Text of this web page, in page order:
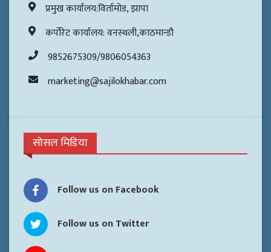
प्रमुख कार्यालय:विर्तामोड, झापा
कर्पोरेट कार्यालय: वनस्थली,काठमान्डौ
9852675309/9806054363
marketing@sajilokhabar.com
सोसल मिडिया
Follow us on Facebook
Follow us on Twitter